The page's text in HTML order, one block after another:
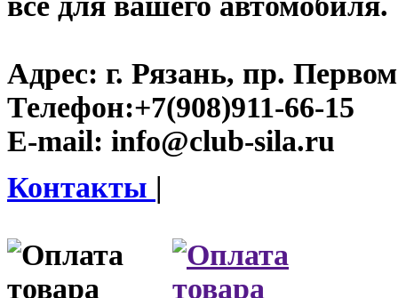
Адрес: г. Рязань, пр.
Телефон:+7(908)911-66-15
E-mail: info@club-sila.ru
Контакты |